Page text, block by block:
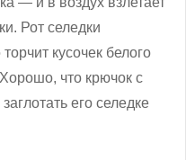
Рот селедки
кусочек белого
что крючок с
его селедке